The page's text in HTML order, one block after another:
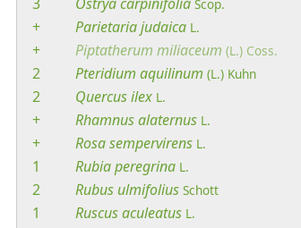
Scop.
+ Parietariajudaica L.
+ Piptatherum miliaceum (L.) Coss.
2 Pteridium aquilinum (L.) Kuhn
2 Quercusilex L.
+ Rhamnusalaternus L.
+ Rosasempervirens L.
1 Rubiaperegrina L.
2 Rubus ulmifolius Schott
1 Ruscusaculeatus L.